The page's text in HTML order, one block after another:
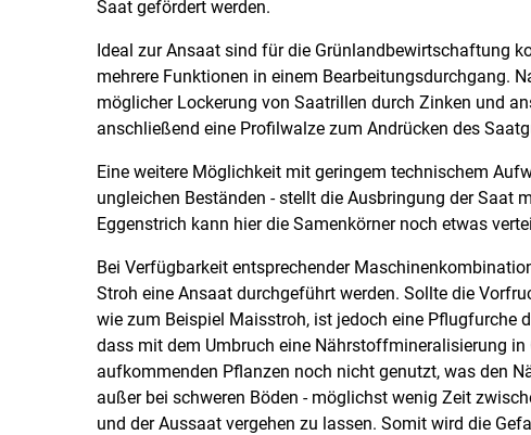
Saat gefördert werden.
Ideal zur Ansaat sind für die Grünlandbewirtschaftung
mehrere Funktionen in einem Bearbeitungsdurchgang.
möglicher Lockerung von Saatrillen durch Zinken und
anschließend eine Profilwalze zum Andrücken des
Eine weitere Möglichkeit mit geringem technischem
ungleichen Beständen - stellt die Ausbringung der Saat
Eggenstrich kann hier die Samenkörner noch etwas
Bei Verfügbarkeit entsprechender
Stroh eine Ansaat durchgeführt werden. Sollte die
wie zum Beispiel Maisstroh, ist jedoch eine Pflugfurche
dass mit dem Umbruch eine Nährstoffmineralisierung
aufkommenden Pflanzen noch nicht genutzt, was den
außer bei schweren Böden - möglichst wenig Zeit
und der Aussaat vergehen zu lassen. Somit wird die